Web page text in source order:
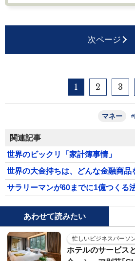
次ページ
1 2 3
マネー #
関連記事
世界のビックリ「家計簿事情」
世界の大金持ちは、どんな金融商品
サラリーマンが60までに1億つくる
あわせて読みたい
忙しいビジネスパーソ
ホテルのサービス